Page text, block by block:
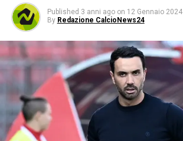
Published 3 anni ago on 12 Gennaio 2024
By Redazione CalcioNews24